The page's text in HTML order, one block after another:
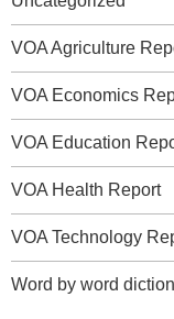
VOA Agriculture
VOA Economics
VOA Education
VOA Health Report
VOA Technology
Word by word